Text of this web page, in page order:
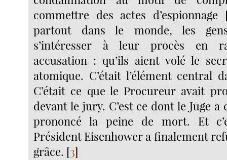
commettre des actes d’espionnage
partout dans le monde, les
s’intéresser à leur procès en
accusation : qu’ils aient volé le
atomique. C’était l’élément central
C’était ce que le Procureur avait
devant le jury. C’est ce dont le Juge a
prononcé la peine de mort. Et
Président Eisenhower a finalement
grâce. [3]